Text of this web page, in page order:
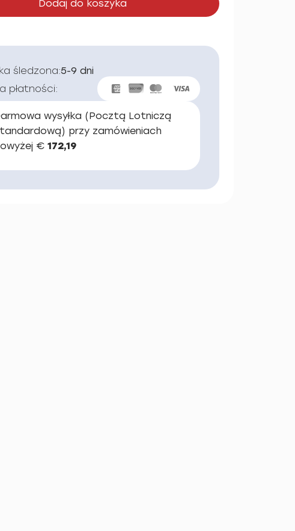
Dodaj do koszyka
śledzona:5-9 dni
płatności:
wysyłka (Pocztą Lotniczą
przy zamówieniach
€ 172,19